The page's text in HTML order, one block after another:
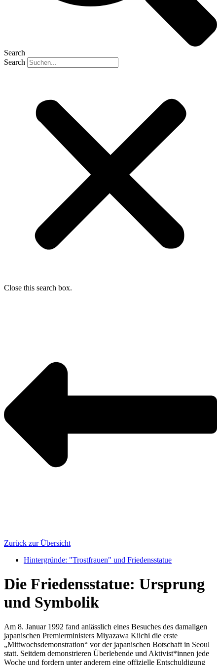
Search
Search
Close this search box.
Zurück zur Übersicht
Hintergründe: "Trostfrauen" und Friedensstatue
Die Friedensstatue: Ursprung
und Symbolik
Am 8. Januar 1992 fand anlässlich eines Besuches des damaligen
japanischen Premierministers Miyazawa Kiichi die erste
„Mittwochsdemonstration“ vor der japanischen Botschaft in Seoul
statt. Seitdem demonstrieren Überlebende und Aktivist*innen jede
Woche und fordern unter anderem eine offizielle Entschuldigung